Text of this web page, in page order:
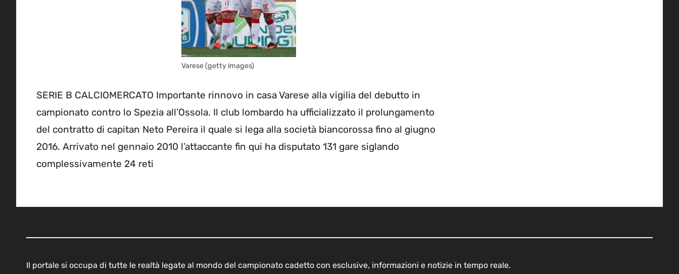
Varese (getty images)
SERIE B CALCIOMERCATO Importante rinnovo in casa Varese alla vigilia del debutto in
campionato contro lo Spezia all’Ossola. Il club lombardo ha ufficializzato il prolungamento
del contratto di capitan Neto Pereira il quale si lega alla società biancorossa fino al giugno
2016. Arrivato nel gennaio 2010 l’attaccante fin qui ha disputato 131 gare siglando
complessivamente 24 reti
Il portale si occupa di tutte le realtà legate al mondo del campionato cadetto con esclusive, informazioni e notizie in tempo reale.